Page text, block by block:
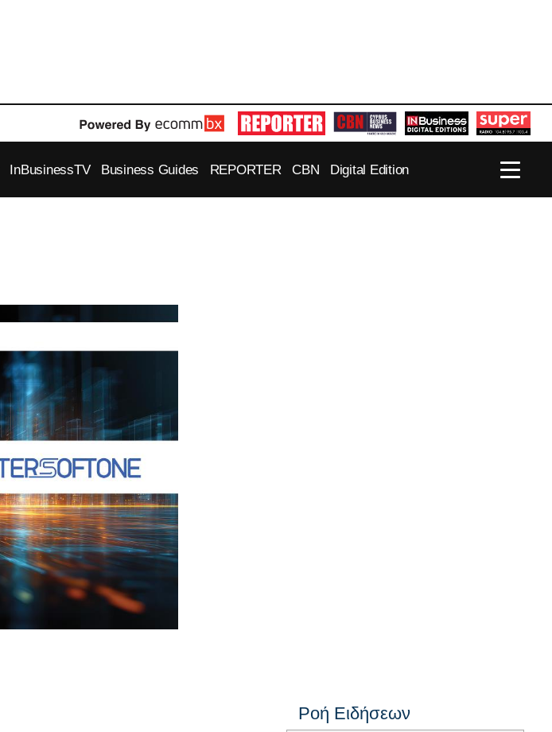
InBusinessTV Business Guides REPORTER CBN Digital Edition
Ροή Ειδήσεων